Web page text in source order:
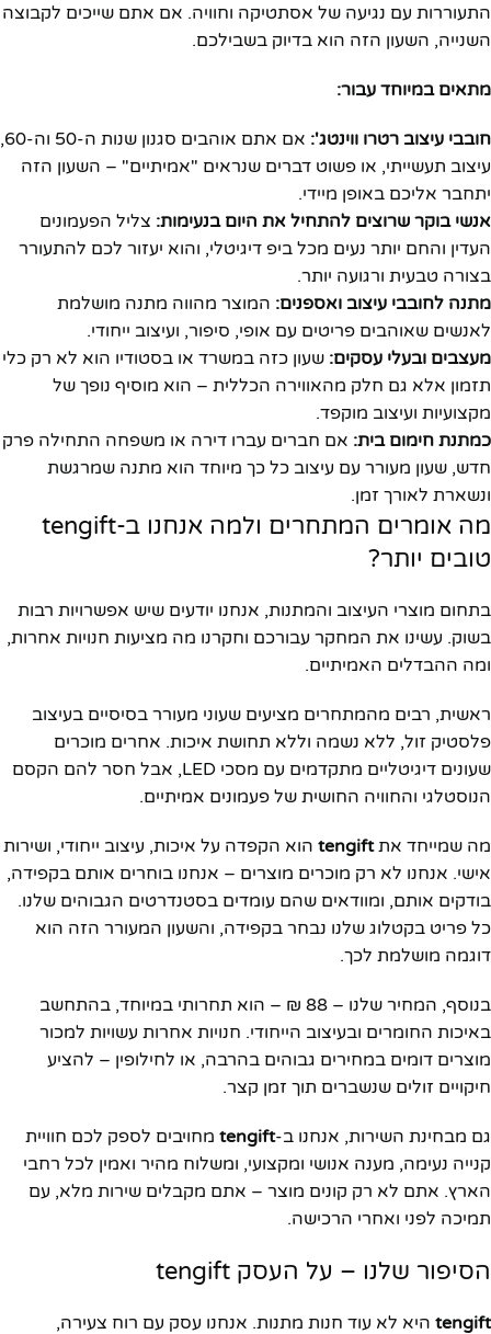
התעוררות עם נגיעה של אסתטיקה וחוויה. אם אתם שייכים לקבוצה
השנייה, השעון הזה הוא בדיוק בשבילכם.
מתאים במיוחד עבור:
חובבי עיצוב רטרו ווינטג':
אם אתם אוהבים סגנון שנות ה-50 וה-60,
עיצוב תעשייתי, או פשוט דברים שנראים "אמיתיים" – השעון הזה
יתחבר אליכם באופן מיידי.
אנשי בוקר שרוצים להתחיל את היום בנעימות: צליל הפעמונים
העדין והחם יותר נעים מכל ביפ דיגיטלי, והוא יעזור לכם להתעורר
בצורה טבעית ורגועה יותר.
מתנה לחובבי עיצוב ואספנים: המוצר מהווה מתנה מושלמת
לאנשים שאוהבים פריטים עם אופי, סיפור, ועיצוב ייחודי.
מעצבים ובעלי עסקים: שעון כזה במשרד או בסטודיו הוא לא רק כלי
תזמון אלא גם חלק מהאווירה הכללית – הוא מוסיף נופך של
מקצועיות ועיצוב מוקפד.
כמתנת חימום בית: אם חברים עברו דירה או משפחה התחילה פרק
חדש, שעון מעורר עם עיצוב כל כך מיוחד הוא מתנה שמרגשת
ונשארת לאורך זמן.
מה אומרים המתחרים ולמה אנחנו ב-tengift
טובים יותר?
בתחום מוצרי העיצוב והמתנות, אנחנו יודעים שיש אפשרויות רבות
בשוק. עשינו את המחקר עבורכם וחקרנו מה מציעות חנויות אחרות,
ומה ההבדלים האמיתיים.
ראשית, רבים מהמתחרים מציעים שעוני מעורר בסיסיים בעיצוב
פלסטיק זול, ללא נשמה וללא תחושת איכות. אחרים מוכרים
שעונים דיגיטליים מתקדמים עם מסכי LED, אבל חסר להם הקסם
הנוסטלגי והחוויה החושית של פעמונים אמיתיים.
מה שמייחד אתtengift הוא הקפדה על איכות, עיצוב ייחודי, ושירות
אישי. אנחנו לא רק מוכרים מוצרים – אנחנו בוחרים אותם בקפידה,
בודקים אותם, ומוודאים שהם עומדים בסטנדרטים הגבוהים שלנו.
כל פריט בקטלוג שלנו נבחר בקפידה, והשעון המעורר הזה הוא
דוגמה מושלמת לכך.
בנוסף, המחיר שלנו – 88 ₪ – הוא תחרותי במיוחד, בהתחשב
באיכות החומרים ובעיצוב הייחודי. חנויות אחרות עשויות למכור
מוצרים דומים במחירים גבוהים בהרבה, או לחילופין – להציע
חיקויים זולים שנשברים תוך זמן קצר.
גם מבחינת השירות, אנחנו ב-tengift מחויבים לספק לכם חוויית
קנייה נעימה, מענה אנושי ומקצועי, ומשלוח מהיר ואמין לכל רחבי
הארץ. אתם לא רק קונים מוצר – אתם מקבלים שירות מלא, עם
תמיכה לפני ואחרי הרכישה.
הסיפור שלנו – על העסק tengift
tengift היא לא עוד חנות מתנות. אנחנו עסק עם רוח צעירה,